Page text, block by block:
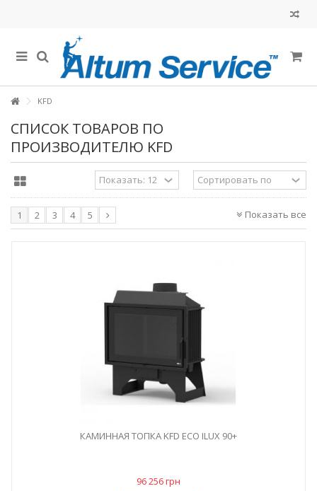
KFD
СПИСОК ТОВАРОВ ПО
ПРОИЗВОДИТЕЛЮ KFD
Показать все
1 2 3 4 5
КАМИННАЯ ТОПКА KFD ECO ILUX 90+
96 256 грн